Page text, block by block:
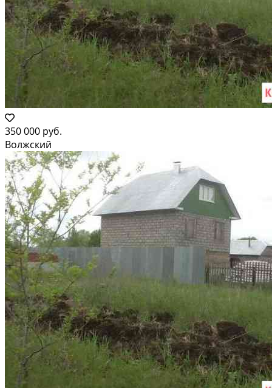
350 000 руб.
Волжский